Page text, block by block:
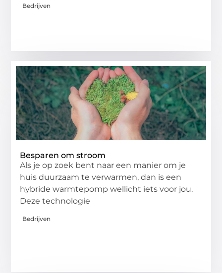
Bedrijven
Besparen om stroom
Als je op zoek bent naar een manier om je
huis duurzaam te verwarmen, dan is een
hybride warmtepomp wellicht iets voor jou.
Deze technologie
Bedrijven